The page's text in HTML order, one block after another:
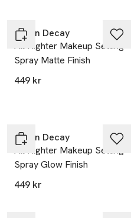
Urban Decay
All Nighter Makeup Setting
Spray Matte Finish
449 kr
Urban Decay
All Nighter Makeup Setting
Spray Glow Finish
449 kr